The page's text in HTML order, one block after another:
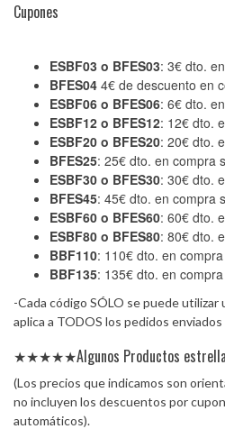
Cupones
ESBF03 o BFES03: 3€ dto.
BFES04 4€ de descuento en
ESBF06 o BFES06: 6€ dto.
ESBF12 o BFES12: 12€ dto.
ESBF20 o BFES20: 20€ dto.
BFES25: 25€ dto. en compra
ESBF30 o BFES30: 30€ dto.
BFES45: 45€ dto. en compra
ESBF60 o BFES60: 60€ dto.
ESBF80 o BFES80: 80€ dto.
BBF110: 110€ dto. en
BBF135: 135€ dto. en
-Cada código SÓLO se puede utilizar
aplica a TODOS los pedidos enviados
★★★★★Algunos Productos
(Los precios que indicamos son
no incluyen los descuentos por
automáticos).